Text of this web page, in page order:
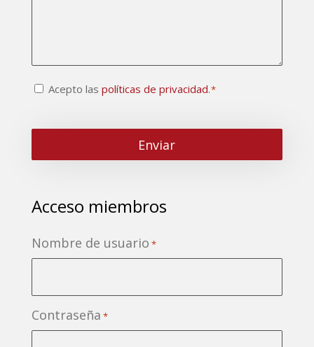
Consentimiento
Acepto las políticas de privacidad.*
CAPTCHA
Acceso miembros
Nombre de usuario *
Contraseña *